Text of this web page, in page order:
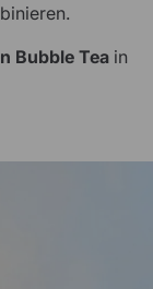
Bubble Tea in